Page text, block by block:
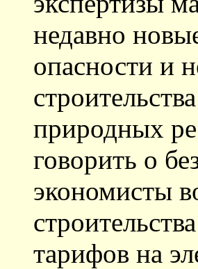
недавно
опасности и
природных
говорить о
экономисты
тарифов на